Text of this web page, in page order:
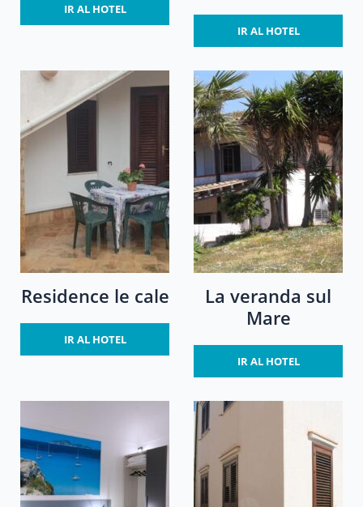
IR AL HOTEL
IR AL HOTEL
Residence le cale
IR AL HOTEL
La veranda sul
Mare
IR AL HOTEL